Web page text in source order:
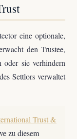
eine optionale,
den Trustee,
oder sie verhindern
Settlors verwaltet
Trust &
zu diesem